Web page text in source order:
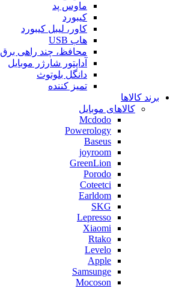
ماوس پد
کیبورد
کاور، لیبل کیبورد
هاب USB
محافظ، چند راهی برق
آداپتور شارژر موبایل
دانگل بلوتوث
تمیز کننده
برند کالاها
کالاهای موبایل
Mcdodo
Powerology
Baseus
joyroom
GreenLion
Porodo
Coteetci
Earldom
SKG
Lepresso
Xiaomi
Rtako
Levelo
Apple
Samsunge
Mocoson